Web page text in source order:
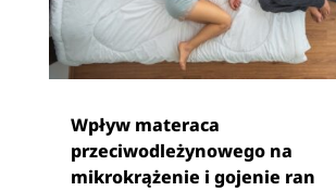
Wpływ materaca
przeciwodleżynowego na
mikrokrążenie i gojenie ran